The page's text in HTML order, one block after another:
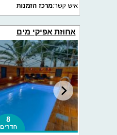
איש קשר:מרכז הזמנות
אחוזת אפיקי מים
8
חדרים